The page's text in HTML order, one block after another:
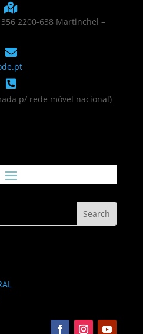

2200-638 Martinchel –


p/ rede móvel nacional)